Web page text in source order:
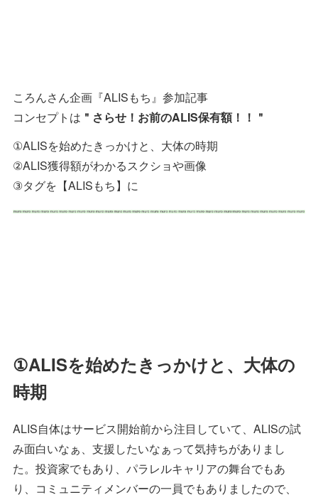
ころんさん企画『ALISもち』参加記事
コンセプトは ＂さらせ！お前のALIS保有額！！＂
①ALISを始めたきっかけと、大体の時期
②ALIS獲得額がわかるスクショや画像
③タグを【ALISもち】に
①ALISを始めたきっかけと、大体の
時期
ALIS自体はサービス開始前から注目していて、ALISの試
み面白いなぁ、支援したいなぁって気持ちがありまし
た。投資家でもあり、パラレルキャリアの舞台でもあ
り、コミュニティメンバーの一員でもありましたので、